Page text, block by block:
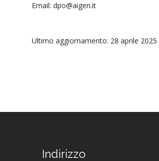
Email: dpo@aigen.it
Ultimo aggiornamento: 28 aprile 2025
Indirizzo